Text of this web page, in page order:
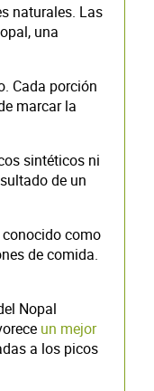
naturales. Las
una
Cada porción
marcar la
sintéticos ni
de un
como
de comida.
Nopal
un mejor
a los picos